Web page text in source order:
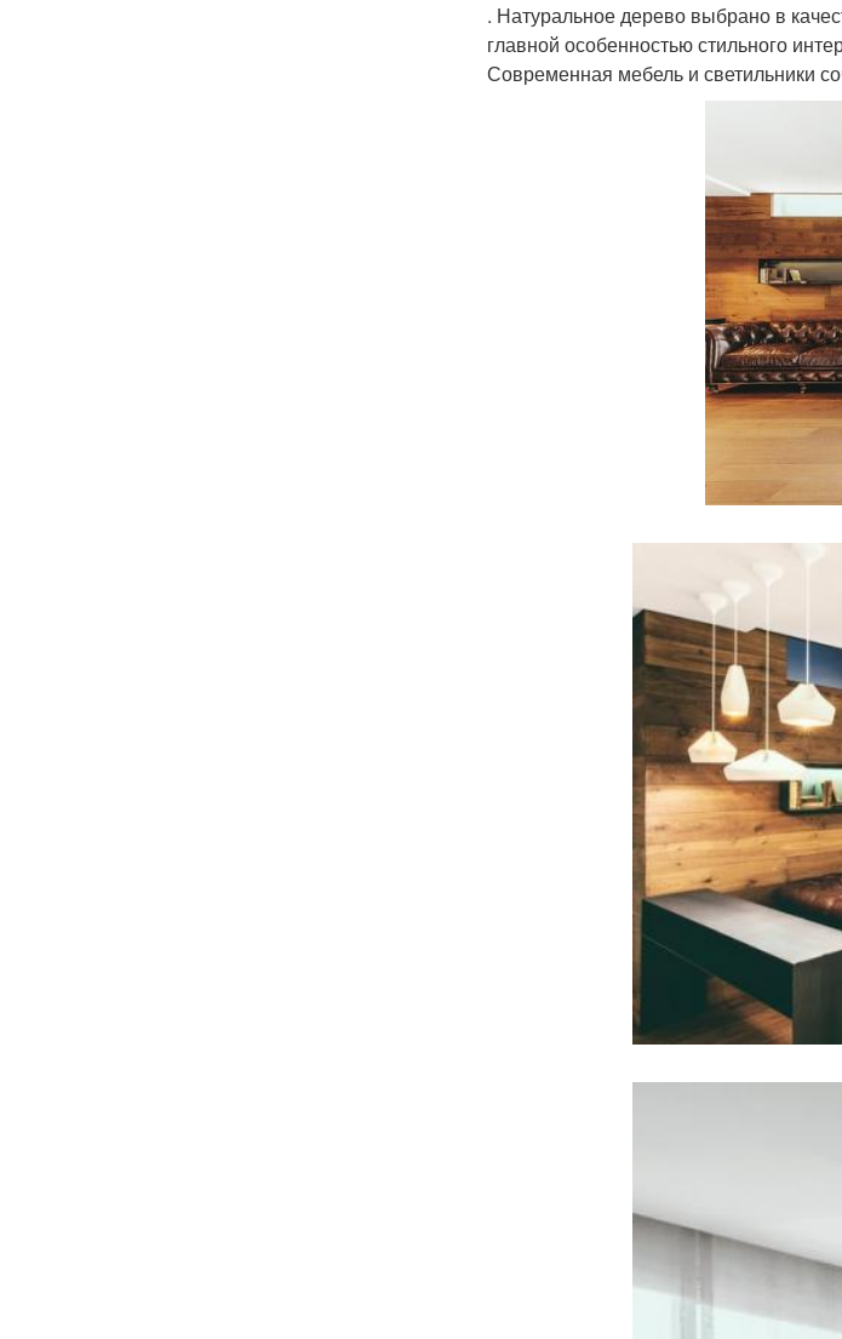
. Натуральное дерево выбрано в
главной особенностью стильного
Современная мебель и светильники